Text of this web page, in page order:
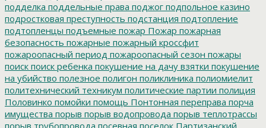
подделка поддельные права поджог подпольное казино
подростковая преступность подстанция подтопление
подтопленцы подъемные пожар Пожар пожарная
безопасность пожарные пожарный кроссфит
пожароопасный период пожароопасный сезон пожары
поиск поиск ребенка покушение на дачу взятки покушение
на убийство полезное полигон поликлиника полиомиелит
политехнический техникум политические партии полиция
Половинко помойки помощь Понтонная переправа порча
имущества порыв порыв водопровода порыв теплотрассы
порыв трубопровода посевная поселок Партизанский